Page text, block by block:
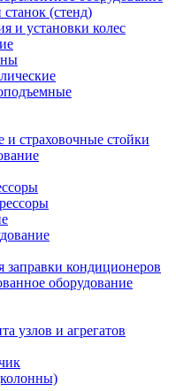
(стенд)
и установки колес
страховочные стойки
заправки кондиционеров
оборудование
узлов и агрегатов